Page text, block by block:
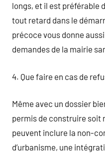
longs, et il est préférable
tout retard dans le
précoce vous donne
demandes de la mairie
4. Que faire en cas de
Même avec un dossier
permis de construire soit
peuvent inclure la non-
d’urbanisme, une